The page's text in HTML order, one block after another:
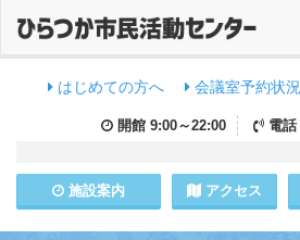
はじめての方へ 会議室予約状況
開館 9:00～22:00 電話
施設案内 アクセス